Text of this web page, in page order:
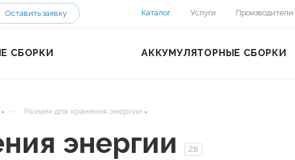
Оставить заявку Каталог Услуги Производители
СБОРКИ АККУМУЛЯТОРНЫЕ СБОРКИ
— Разъем для хранения энергии
энергии 28